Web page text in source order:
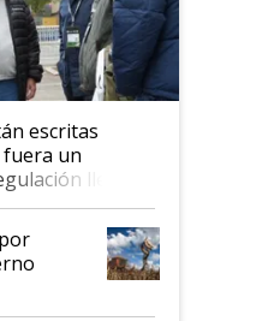
escritas
un
llegó
y hasta se
al IPCVA